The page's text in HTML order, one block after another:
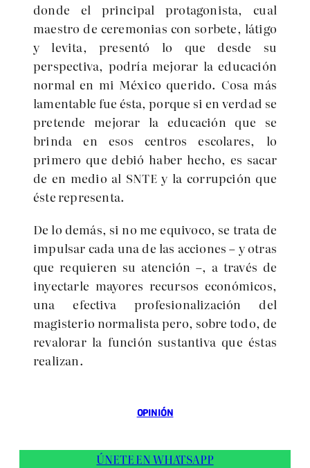
donde el principal protagonista, cual
maestro de ceremonias con sorbete, látigo
y levita, presentó lo que desde su
perspectiva, podría mejorar la educación
normal en mi México querido. Cosa más
lamentable fue ésta, porque si en verdad se
pretende mejorar la educación que se
brinda en esos centros escolares, lo
primero que debió haber hecho, es sacar
de en medio al SNTE y la corrupción que
éste representa.
De lo demás, si no me equivoco, se trata de
impulsar cada una de las acciones – y otras
que requieren su atención –, a través de
inyectarle mayores recursos económicos,
una efectiva profesionalización del
magisterio normalista pero, sobre todo, de
revalorar la función sustantiva que éstas
realizan.
OPINIÓN
ÚNETE EN WHATSAPP